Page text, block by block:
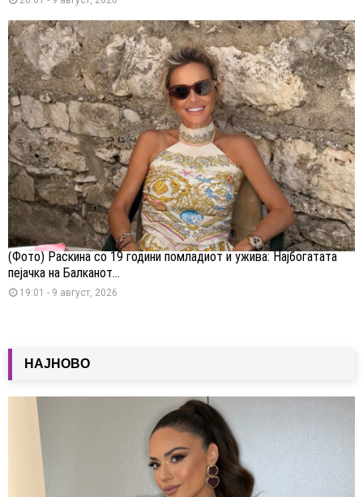
(Фото) Раскина со 19 години помладиот и ужива: Најбогатата
пејачка на Балканот...
19:01 - 9 август, 2026
НАЈНОВО